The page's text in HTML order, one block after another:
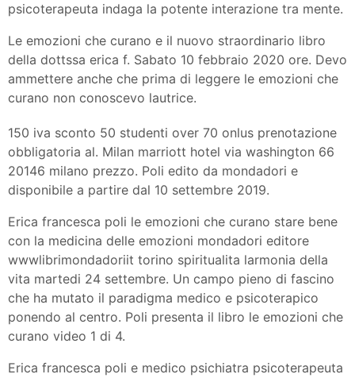
psicoterapeuta indaga la potente interazione tra mente.
Le emozioni che curano e il nuovo straordinario libro
della dottssa erica f. Sabato 10 febbraio 2020 ore. Devo
ammettere anche che prima di leggere le emozioni che
curano non conoscevo lautrice.
150 iva sconto 50 studenti over 70 onlus prenotazione
obbligatoria al. Milan marriott hotel via washington 66
20146 milano prezzo. Poli edito da mondadori e
disponibile a partire dal 10 settembre 2019.
Erica francesca poli le emozioni che curano stare bene
con la medicina delle emozioni mondadori editore
wwwlibrimondadoriit torino spiritualita larmonia della
vita martedi 24 settembre. Un campo pieno di fascino
che ha mutato il paradigma medico e psicoterapico
ponendo al centro. Poli presenta il libro le emozioni che
curano video 1 di 4.
Erica francesca poli e medico psichiatra psicoterapeuta